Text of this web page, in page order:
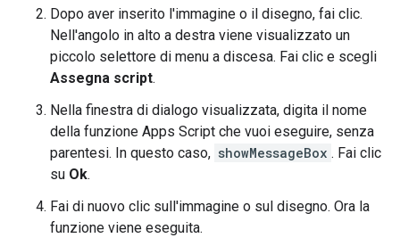
Dopo aver inserito l'immagine o il disegno, fai clic.
Nell'angolo in alto a destra viene visualizzato un
piccolo selettore di menu a discesa. Fai clic e scegli
Assegna script.
Nella finestra di dialogo visualizzata, digita il nome
della funzione Apps Script che vuoi eseguire, senza
parentesi. In questo caso, showMessageBox . Fai clic
su Ok.
Fai di nuovo clic sull'immagine o sul disegno. Ora la
funzione viene eseguita.